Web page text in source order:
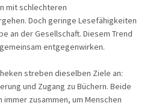
mit schlechteren
Doch geringe Lesefähigkeiten
an der Gesellschaft. Diesem Trend
entgegenwirken.
streben dieselben Ziele an:
und Zugang zu Büchern. Beide
zusammen, um Menschen